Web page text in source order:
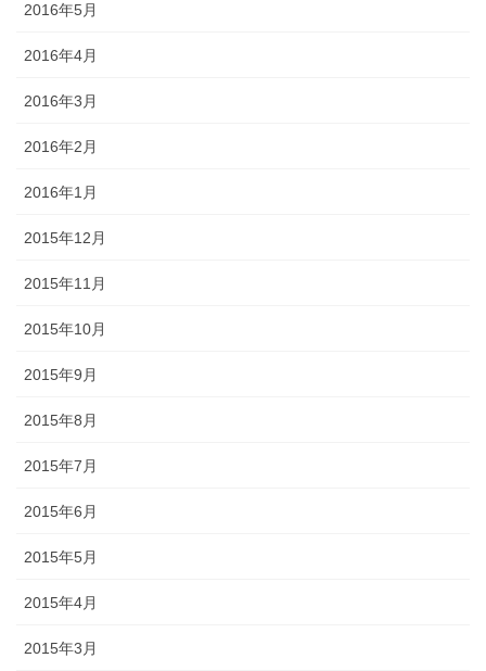
2016年5月
2016年4月
2016年3月
2016年2月
2016年1月
2015年12月
2015年11月
2015年10月
2015年9月
2015年8月
2015年7月
2015年6月
2015年5月
2015年4月
2015年3月